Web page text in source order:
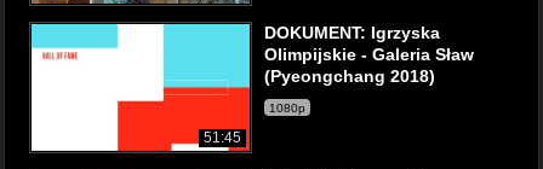
51:45
DOKUMENT: Igrzyska
Olimpijskie - Galeria Sław
(Pyeongchang 2018)
1080p